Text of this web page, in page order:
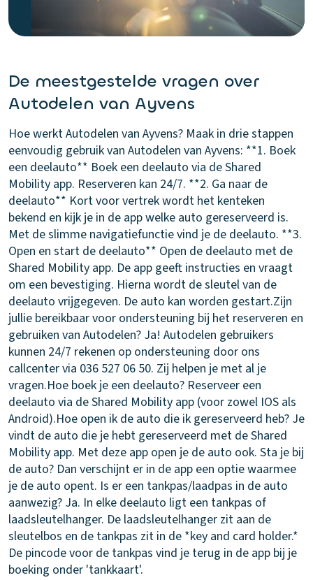
De meestgestelde vragen over
Autodelen van Ayvens
Hoe werkt Autodelen van Ayvens? Maak in drie stappen
eenvoudig gebruik van Autodelen van Ayvens: **1. Boek
een deelauto** Boek een deelauto via de Shared
Mobility app. Reserveren kan 24/7. **2. Ga naar de
deelauto** Kort voor vertrek wordt het kenteken
bekend en kijk je in de app welke auto gereserveerd is.
Met de slimme navigatiefunctie vind je de deelauto. **3.
Open en start de deelauto** Open de deelauto met de
Shared Mobility app. De app geeft instructies en vraagt
om een bevestiging. Hierna wordt de sleutel van de
deelauto vrijgegeven. De auto kan worden gestart.Zijn
jullie bereikbaar voor ondersteuning bij het reserveren en
gebruiken van Autodelen? Ja! Autodelen gebruikers
kunnen 24/7 rekenen op ondersteuning door ons
callcenter via 036 527 06 50. Zij helpen je met al je
vragen.Hoe boek je een deelauto? Reserveer een
deelauto via de Shared Mobility app (voor zowel IOS als
Android).Hoe open ik de auto die ik gereserveerd heb? Je
vindt de auto die je hebt gereserveerd met de Shared
Mobility app. Met deze app open je de auto ook. Sta je bij
de auto? Dan verschijnt er in de app een optie waarmee
je de auto opent. Is er een tankpas/laadpas in de auto
aanwezig? Ja. In elke deelauto ligt een tankpas of
laadsleutelhanger. De laadsleutelhanger zit aan de
sleutelbos en de tankpas zit in de *key and card holder.*
De pincode voor de tankpas vind je terug in de app bij je
boeking onder 'tankkaart'.